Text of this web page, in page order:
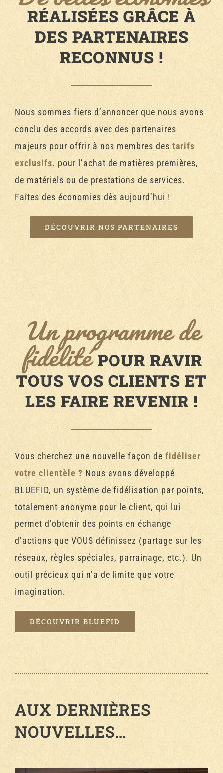
RÉALISÉES GRÂCE À
DES PARTENAIRES
RECONNUS !
Nous sommes fiers d’annoncer que nous avons
conclu des accords avec des partenaires
majeurs pour offrir à nos membres des tarifs
exclusifs. pour l’achat de matières premières,
de matériels ou de prestations de services.
Faîtes des économies dès aujourd’hui !
DÉCOUVRIR NOS PARTENAIRES
Un programme de
fidélité POUR RAVIR
TOUS VOS CLIENTS ET
LES FAIRE REVENIR !
Vous cherchez une nouvelle façon de fidéliser
votre clientèle ? Nous avons développé
BLUEFID, un système de fidélisation par points,
totalement anonyme pour le client, qui lui
permet d’obtenir des points en échange
d’actions que VOUS définissez (partage sur les
réseaux, règles spéciales, parrainage, etc.). Un
outil précieux qui n’a de limite que votre
imagination.
DÉCOUVRIR BLUEFID
AUX DERNIÈRES
NOUVELLES…